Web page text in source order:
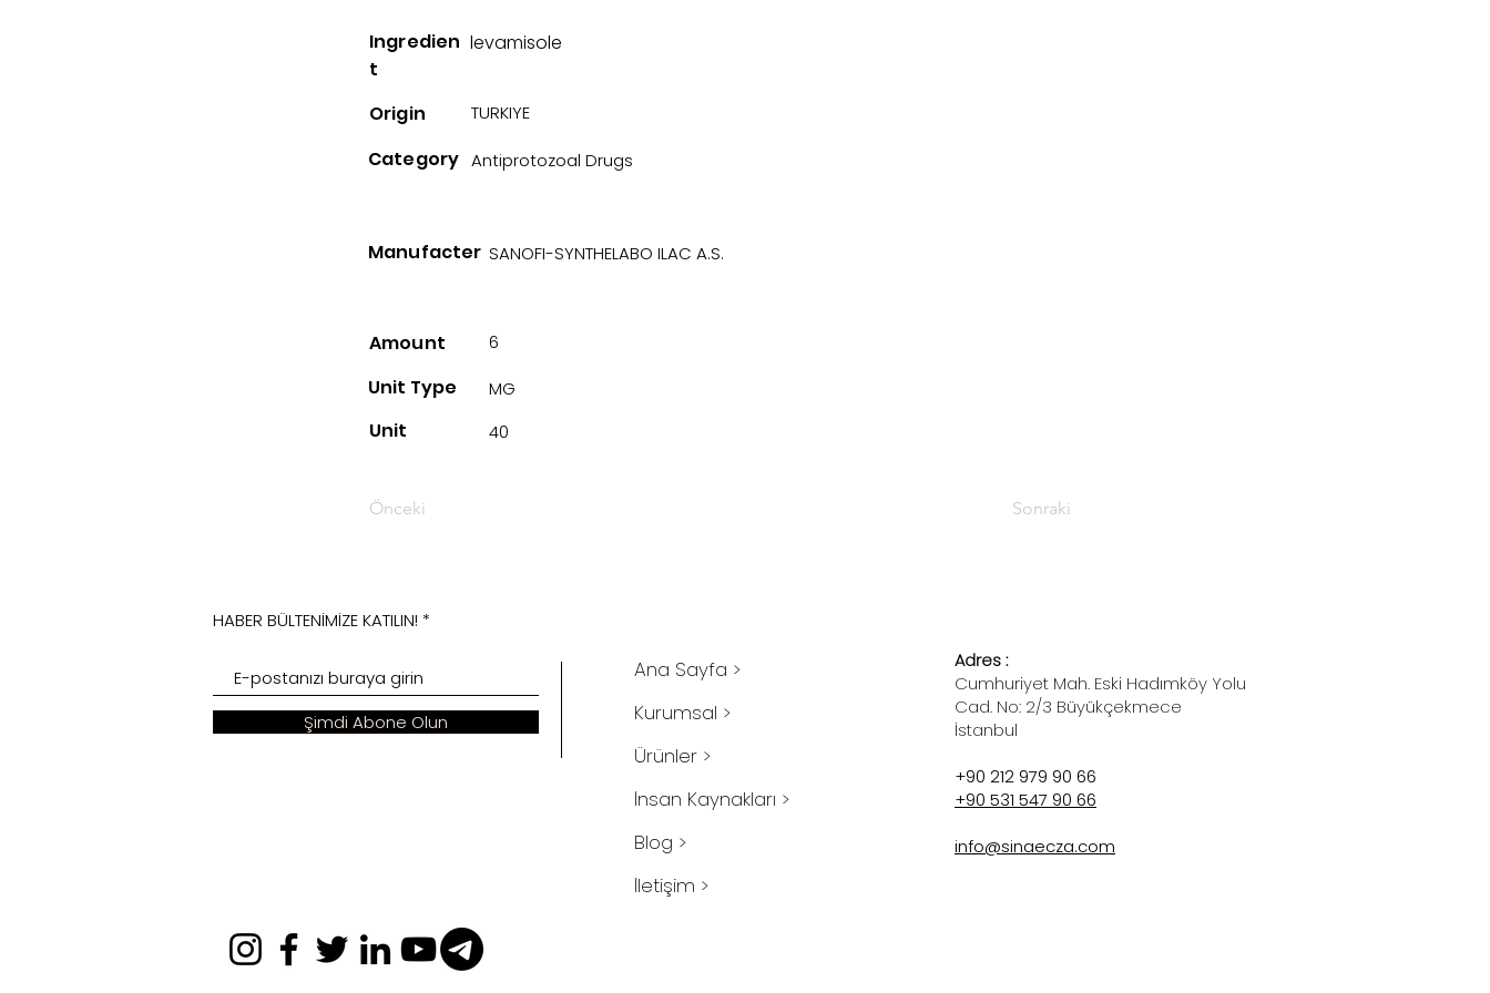
Ingredien
t
levamisole
Origin TURKIYE
Category Antiprotozoal Drugs
Manufacter SANOFI-SYNTHELABO ILAC A.S.
Amount 6
Unit Type
Unit
MG
40
Önceki Sonraki
HABER BÜLTENİMİZE KATILIN!
Şimdi Abone Olun
Ana Sayfa >
Kurumsal >
Ürünler >
İnsan Kaynakları >
Blog >
İletişim >
Adres :
Cumhuriyet Mah. Eski Hadımköy Yolu
Cad. No: 2/3 Büyükçekmece
İstanbul
+90 212 979 90 66
+90 531 547 90 66
info@sinaecza.com